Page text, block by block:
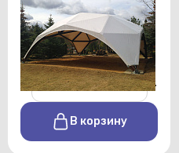
Деревянный шатер 36
кв.м
От 195000 р./сутки
- +
В корзину